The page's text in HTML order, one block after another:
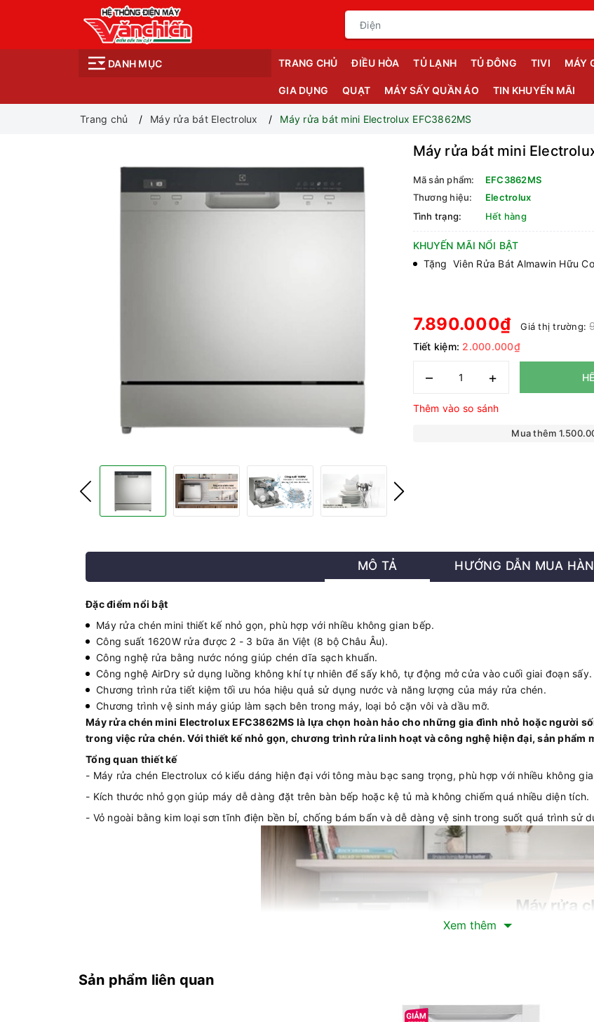
DANH MỤC TRANG CHỦ ĐIỀU HÒA TỦ LẠNH TỦ ĐÔNG TIVI MÁY
GIA DỤNG QUẠT MÁY SẤY QUẦN ÁO TIN KHUYẾN MÃI
Trang chủ Máy rửa bát Electrolux Máy rửa bát mini Electrolux EFC3862MS
Máy rửa bát mini
Mã sản phẩm:
EFC3862MS
Thương hiệu:
Electrolux
Tình trạng:
Hết hàng
KHUYẾN MÃI NỔI BẬT
Tặng Viên Rửa Bát Almawin Hữu
7.890.000₫ Giá thị trường:
Tiết kiệm: 2.000.000₫
– +
Thêm vào so sánh
Mua thêm
MÔ TẢ HƯỚNG DẪN MUA
Đặc điểm nổi bật
Máy rửa chén mini thiết kế nhỏ gọn, phù hợp với nhiều không gian bếp.
Công suất 1620W rửa được 2 - 3 bữa ăn Việt (8 bộ Châu Âu).
Công nghệ rửa bằng nước nóng giúp chén dĩa sạch khuẩn.
Công nghệ AirDry sử dụng luồng không khí tự nhiên để sấy khô, tự động mở cửa vào cuối giai đoạn sấy.
Chương trình rửa tiết kiệm tối ưu hóa hiệu quả sử dụng nước và năng lượng của máy rửa chén.
Chương trình vệ sinh máy giúp làm sạch bên trong máy, loại bỏ cặn vôi và dầu mỡ.
Máy rửa chén mini Electrolux EFC3862MS là lựa chọn hoàn hảo cho những gia đình nhỏ hoặc người
trong việc rửa chén. Với thiết kế nhỏ gọn, chương trình rửa linh hoạt và công nghệ hiện đại, sản phẩm
Tổng quan thiết kế
- Máy rửa chén Electrolux có kiểu dáng hiện đại với tông màu bạc sang trọng, phù hợp với nhiều không
- Kích thước nhỏ gọn giúp máy dễ dàng đặt trên bàn bếp hoặc kệ tủ mà không chiếm quá nhiều diện tích.
- Vỏ ngoài bằng kim loại sơn tĩnh điện bền bỉ, chống bám bẩn và dễ dàng vệ sinh trong suốt quá trình sử
Xem thêm
Sản phẩm liên quan